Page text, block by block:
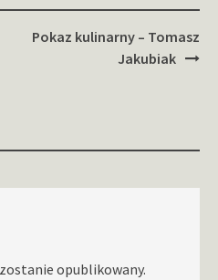
Pokaz kulinarny – Tomasz
Jakubiak
opublikowany.